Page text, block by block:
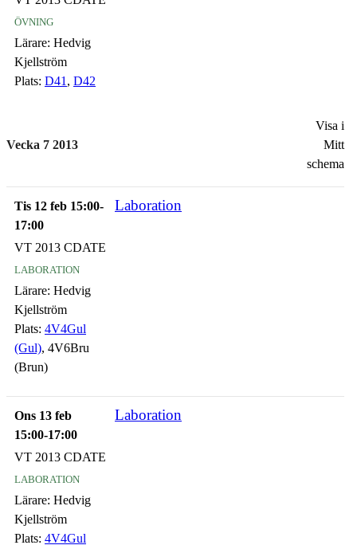
övning
Lärare: Hedvig
Kjellström
Plats: D41 , D42
Vecka 7 2013
Visa i
Mitt
schema
Tis 12 feb 15:00-
17:00
Laboration
VT 2013 CDATE
laboration
Lärare: Hedvig
Kjellström
Plats: 4V4Gul
(Gul), 4V6Bru
(Brun)
Ons 13 feb
15:00-17:00
Laboration
VT 2013 CDATE
laboration
Lärare: Hedvig
Kjellström
Plats: 4V4Gul